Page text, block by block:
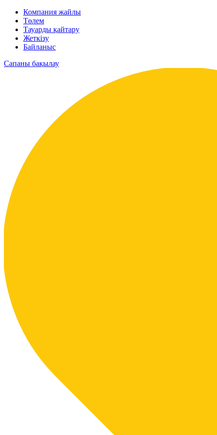
Компания жайлы
Төлем
Тауарды қайтару
Жеткізу
Байланыс
Сапаны бақылау